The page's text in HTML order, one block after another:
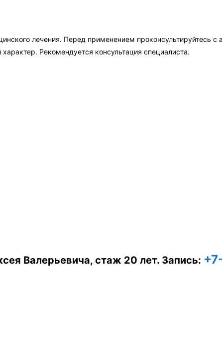
лечения. Перед применением проконсультируйтесь
Рекомендуется консультация специалиста.
Валерьевича, стаж 20 лет. Запись: